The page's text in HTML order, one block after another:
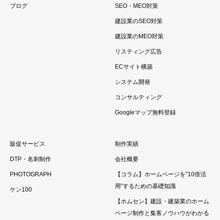
ブログ SEO・MEO対策
建設業のSEO対策
建設業のMEO対策
リスティング広告
ECサイト構築
システム開発
コンサルティング
Googleマップ無料登録
販促サービス
DTP・名刺制作
PHOTOGRAPH
ケン100
制作実績
会社概要
【コラム】ホームページを”10倍活
用”するための基礎知識
【ホムセン】建設・建築業のホーム
ページ制作と集客ノウハウがわかる